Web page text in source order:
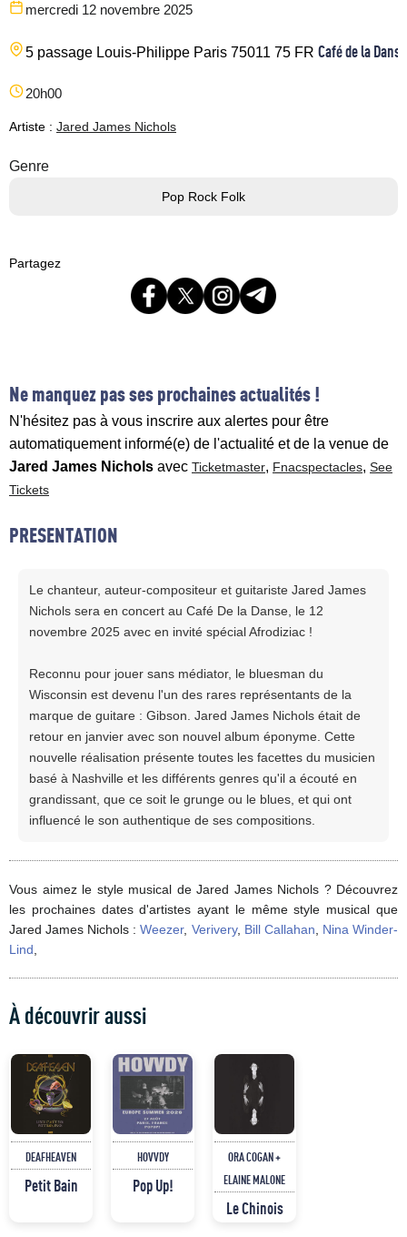
mercredi 12 novembre 2025
5 passage Louis-Philippe Paris 75011 75 FR Café de la Danse
20h00
Artiste : Jared James Nichols
Genre
Pop Rock Folk
Partagez
Ne manquez pas ses prochaines actualités !
N'hésitez pas à vous inscrire aux alertes pour être
automatiquement informé(e) de l'actualité et de la venue de
Jared James Nichols avec Ticketmaster, Fnacspectacles, See
Tickets
PRESENTATION
Le chanteur, auteur-compositeur et guitariste Jared James
Nichols sera en concert au Café De la Danse, le 12
novembre 2025 avec en invité spécial Afrodiziac !
Reconnu pour jouer sans médiator, le bluesman du
Wisconsin est devenu l'un des rares représentants de la
marque de guitare : Gibson. Jared James Nichols était de
retour en janvier avec son nouvel album éponyme. Cette
nouvelle réalisation présente toutes les facettes du musicien
basé à Nashville et les différents genres qu'il a écouté en
grandissant, que ce soit le grunge ou le blues, et qui ont
influencé le son authentique de ses compositions.
Vous aimez le style musical de Jared James Nichols ? Découvrez
les prochaines dates d'artistes ayant le même style musical que
Jared James Nichols :Weezer, Verivery, Bill Callahan
Nina Winder-
Lind
À découvrir aussi
DEAFHEAVEN
Petit Bain
HOVVDY
Pop Up!
ORA COGAN +
ELAINE MALONE
Le Chinois